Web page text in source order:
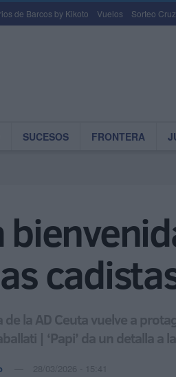
de Barcos by Kikoto Vuelos Sorteo
SUCESOS FRONTERA
de la AD Ceuta vuelve a
| ‘Papi’ da un detalla a
28/03/2026 - 15:41